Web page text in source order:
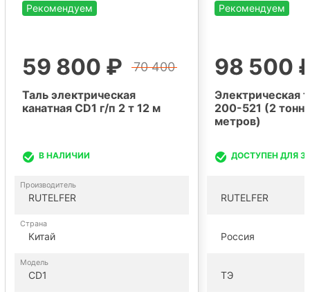
Таль электрическая
канатная CD1 г/п 2 т 12 м
Рекомендуем
В НАЛИЧИИ
59 800 ₽ 70 400
Производитель
RUTELFER
Страна
Китай
Модель
CD1
Электрическая
200-521 (2
метров)
Рекомендуем
ДОСТУПЕН ДЛЯ
98 500
RUTELFER
Россия
ТЭ